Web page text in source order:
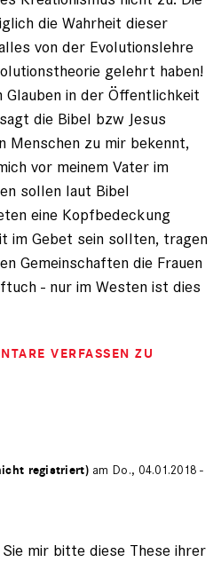
die Wahrheit dieser
von der Evolutionslehre
gelehrt haben!
Glauben in der Öffentlichkeit
die Bibel bzw Jesus
Menschen zu mir bekennt,
vor meinem Vater im
sollen laut Bibel
eine Kopfbedeckung
im Gebet sein sollten, tragen
Gemeinschaften die Frauen
- nur im Westen ist dies
VERFASSEN ZU
registriert)am Do., 04.01.2018 -
mir bitte diese These ihrer